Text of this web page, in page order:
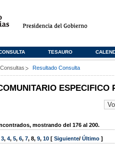
TESAURO
Consultas Resultado Consulta
ESPECIFICO
mostrando del 176 al 200.
3, 4, 5, 6, 7, 8, 9, 10 [ Siguiente/ Último ]